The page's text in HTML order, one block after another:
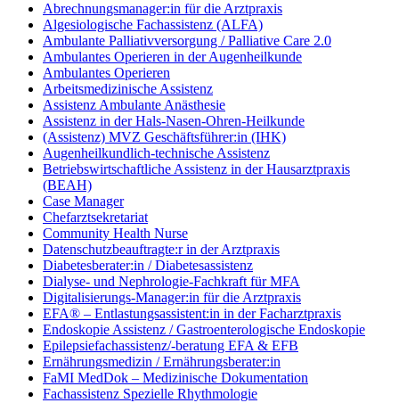
Abrechnungsmanager:in für die Arztpraxis
Algesiologische Fachassistenz (ALFA)
Ambulante Palliativversorgung / Palliative Care 2.0
Ambulantes Operieren in der Augenheilkunde
Ambulantes Operieren
Arbeitsmedizinische Assistenz
Assistenz Ambulante Anästhesie
Assistenz in der Hals-Nasen-Ohren-Heilkunde
(Assistenz) MVZ Geschäftsführer:in (IHK)
Augenheilkundlich-technische Assistenz
Betriebswirtschaftliche Assistenz in der Hausarztpraxis
(BEAH)
Case Manager
Chefarztsekretariat
Community Health Nurse
Datenschutzbeauftragte:r in der Arztpraxis
Diabetesberater:in / Diabetesassistenz
Dialyse- und Nephrologie-Fachkraft für MFA
Digitalisierungs-Manager:in für die Arztpraxis
EFA® – Entlastungsassistent:in in der Facharztpraxis
Endoskopie Assistenz / Gastroenterologische Endoskopie
Epilepsiefachassistenz/-beratung EFA & EFB
Ernährungsmedizin / Ernährungsberater:in
FaMI MedDok – Medizinische Dokumentation
Fachassistenz Spezielle Rhythmologie